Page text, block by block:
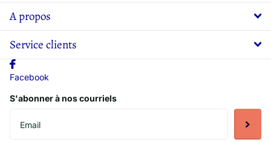
A propos
Service clients
Facebook
S'abonner à nos courriels